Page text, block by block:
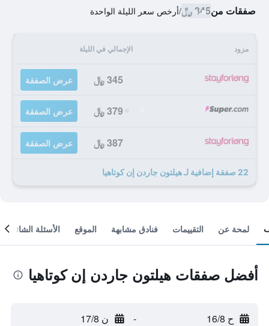
صفقات من345 ﷼ /أرخص سعر الليلة الواحدة
مزود الإجمالي في الليلة
345 ﷼ عرض الصفقة
379 ﷼ عرض الصفقة
387 ﷼ عرض الصفقة
22 صفقة إضافية لـ هيلتون جاردن إن كوتاهيا
لمحة عن التقييمات فنادق مشابهة الموقع الأسئلة الشائعة
أفضل صفقات هيلتون جاردن إن كوتاهيا
ح 16/8 - ن 17/8